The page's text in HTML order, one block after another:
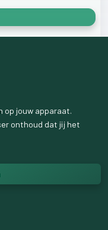
op jouw apparaat.
onthoud dat jij het